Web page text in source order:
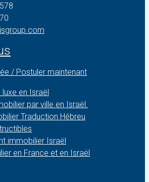
/ Postuler maintenant
en Israël
par ville en Israël.
Traduction Hébreu
immobilier Israël
en France et en Israël